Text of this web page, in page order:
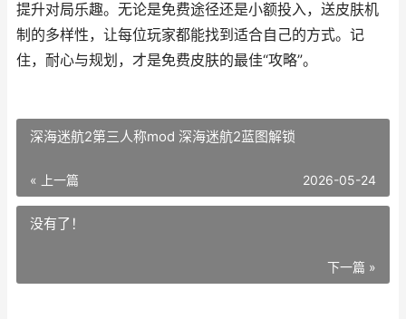
提升对局乐趣。无论是免费途径还是小额投入，送皮肤机
制的多样性，让每位玩家都能找到适合自己的方式。记
住，耐心与规划，才是免费皮肤的最佳“攻略”。
深海迷航2第三人称mod 深海迷航2蓝图解锁
« 上一篇 2026-05-24
没有了！
下一篇 »